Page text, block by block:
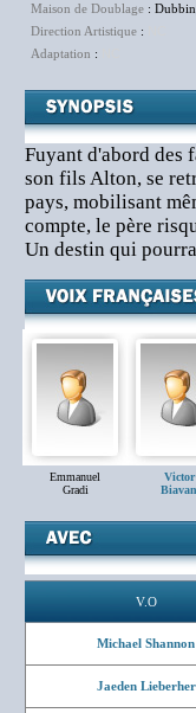
Maison de Doublage :
Direction Artistique :
Adaptation :
Fuyant d'abord des
son fils Alton, se
pays, mobilisant
compte, le père
Un destin qui
Emmanuel
Gradi
Victor
Biavan
V.O
Michael Shannon
Jaeden Lieberher